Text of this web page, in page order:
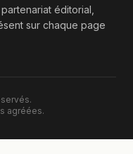
éditorial,
sur chaque page
agréées.